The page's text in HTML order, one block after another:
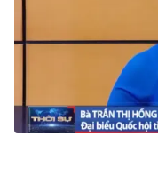
Thế giới
Tin tức
Thế giới đó đây
Câu chuyện quốc tế
Thị trường
Góc doanh nghiệp
Dữ liệu và đời sống
Truyền hình